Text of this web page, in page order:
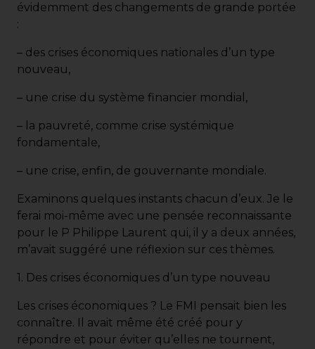
évidemment des changements de grande portée
:
– des crises économiques nationales d’un type
nouveau,
– une crise du système financier mondial,
– la pauvreté, comme crise systémique
fondamentale,
– une crise, enfin, de gouvernante mondiale.
Examinons quelques instants chacun d’eux. Je le
ferai moi-même avec une pensée reconnaissante
pour le P Philippe Laurent qui, il y a deux années,
m’avait suggéré une réflexion sur ces thèmes.
1. Des crises économiques d’un type nouveau
Les crises économiques ? Le FMI pensait bien les
connaître. Il avait même été créé pour y
répondre et pour éviter qu’elles ne tournent,